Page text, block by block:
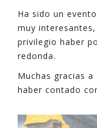
Ha sido un
muy
privilegio haber
redonda.
Muchas gracias
haber contado